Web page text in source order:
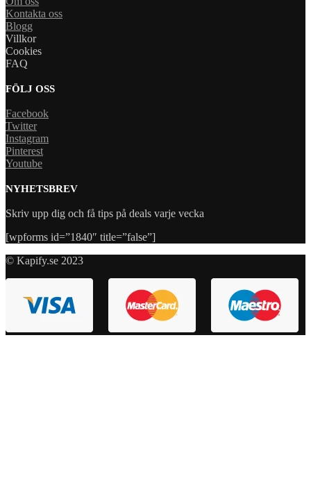
Kontakta oss
Blogg
Villkor
Cookies
FAQ
FÖLJ OSS
Facebook
Twitter
Instagram
Pinterest
Youtube
NYHETSBREV
Skriv upp dig och få tips på deals varje vecka
[wpforms id=”1840″ title=”false”]
© Kapify.se 2023